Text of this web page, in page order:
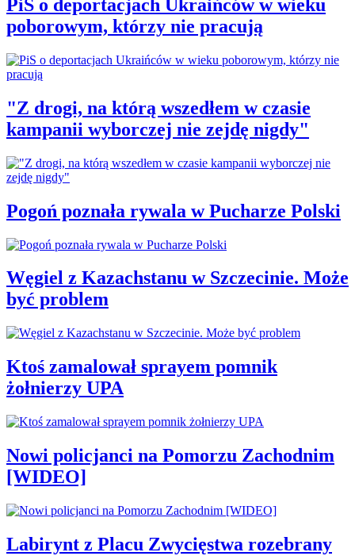
PiS o deportacjach Ukraińców w wieku
poborowym, którzy nie pracują
"Z drogi, na którą wszedłem w czasie
kampanii wyborczej nie zejdę nigdy"
Pogoń poznała rywala w Pucharze Polski
Węgiel z Kazachstanu w Szczecinie. Może
być problem
Ktoś zamalował sprayem pomnik
żołnierzy UPA
Nowi policjanci na Pomorzu Zachodnim
[WIDEO]
Labirynt z Placu Zwycięstwa rozebrany